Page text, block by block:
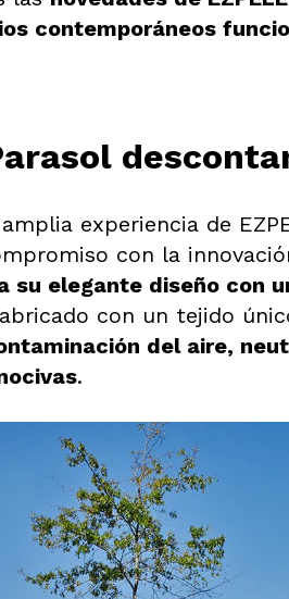
contemporáneos
experiencia de
con la
su elegante diseño con
con un tejido
del aire,
.